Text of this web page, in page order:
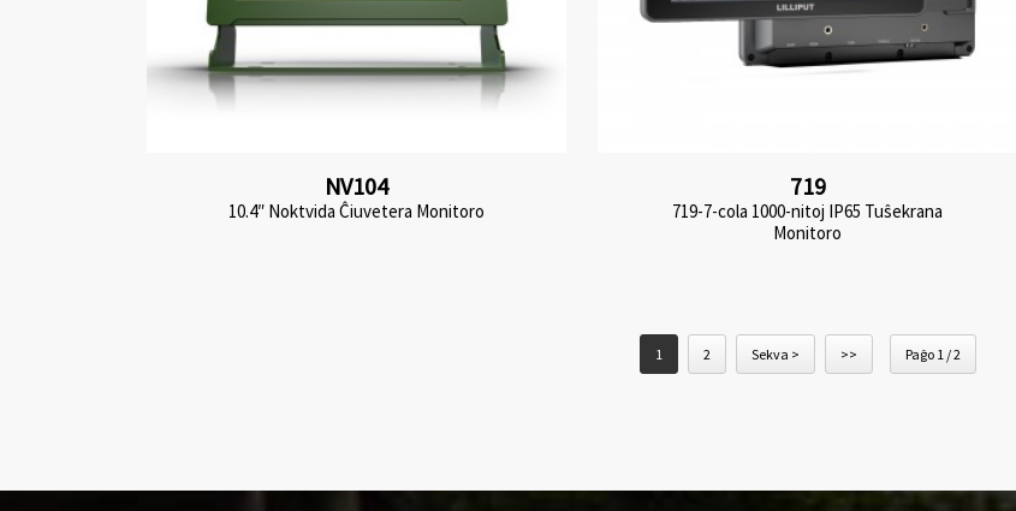
NV104
10.4″ Noktvida Ĉiuvetera Monitoro
719
719-7-cola 1000-nitoj IP65 Tuŝekrana
Monitoro
1 2 Sekva > >> Paĝo 1 / 2